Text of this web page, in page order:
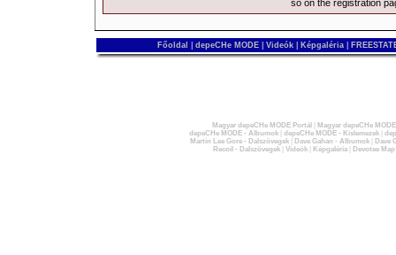
so on the registration
Főoldal depeCHe MODE Videók Képgaléria
Magyar depeCHe MODE Portál
Magyar depeCHe
depeCHe MODE - Albumok| depeCHe MODE - Kislemezek|
Martin Lee Gore - Dalszövegek| Dave Gahan - Albumok|
Dave
Recoil - Dalszövegek| Videók| Képgaléria| Devotee Map